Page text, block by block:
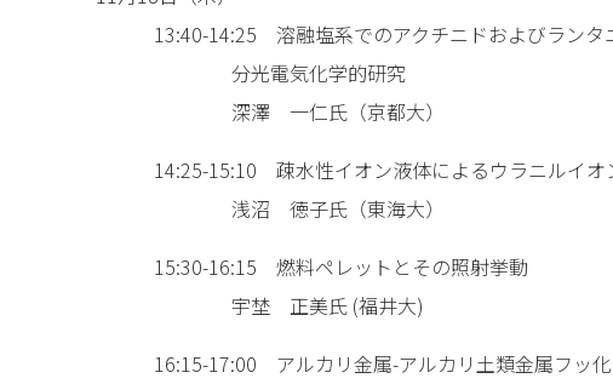
13:40-14:25 溶融塩系でのアクチニドおよびランタ
分光電気化学的研究
深澤 一仁氏（京都大）
14:25-15:10 疎水性イオン液体によるウラニルイオ
浅沼 徳子氏（東海大）
15:30-16:15 燃料ペレットとその照射挙動
宇埜 正美氏 (福井大)
16:15-17:00 アルカリ金属-アルカリ土類金属フッ化